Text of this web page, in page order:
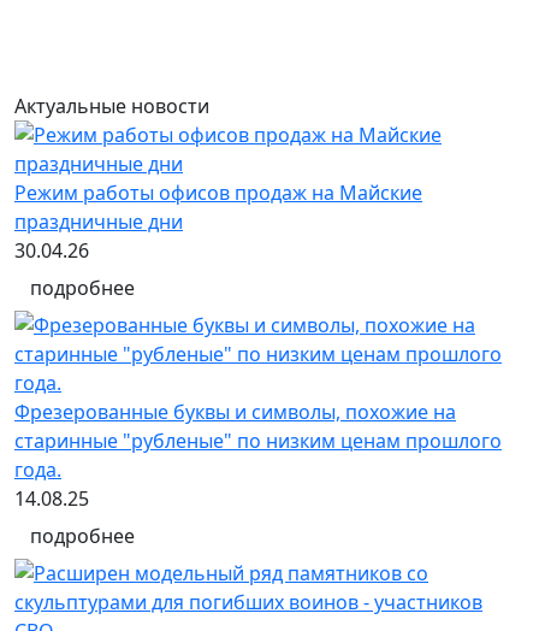
Актуальные новости
Режим работы офисов продаж на Майские
праздничные дни
30.04.26
подробнее
Фрезерованные буквы и символы, похожие на
старинные "рубленые" по низким ценам прошлого
года.
14.08.25
подробнее